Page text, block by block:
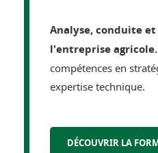
Analyse, conduite
l'entreprise agricole.
compétences en
expertise technique.
DÉCOUVRIR LA